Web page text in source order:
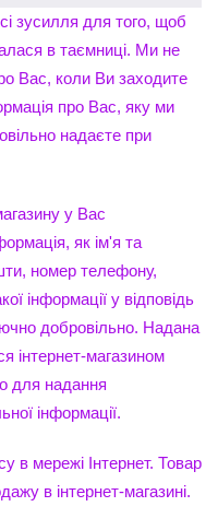
зусилля для того, щоб
в таємниці. Ми не
Вас, коли Ви заходите
про Вас, яку ми
надаєте при
у Вас
як ім'я та
номер телефону,
інформації у відповідь
добровільно. Надана
інтернет-магазином
для надання
інформації.
в мережі Інтернет. Товар
в інтернет-магазині.